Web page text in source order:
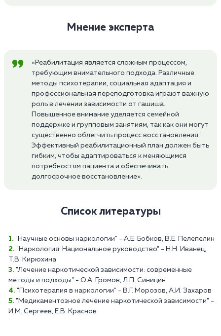
Мнение эксперта
«Реабилитация является сложным процессом,
требующим внимательного подхода. Различные
методы психотерапии, социальная адаптация и
профессиональная переподготовка играют важную
роль в лечении зависимости от гашиша.
Повышенное внимание уделяется семейной
поддержке и групповым занятиям, так как они могут
существенно облегчить процесс восстановления.
Эффективный реабилитационный план должен быть
гибким, чтобы адаптироваться к меняющимся
потребностям пациента и обеспечивать
долгосрочное восстановление».
Список литературы
"Научные основы наркологии" - А.Е. Бобков, В.Е. Пелепелин
"Наркология: Национальное руководство" - Н.Н. Иванец,
Т.В. Кирюхина
"Лечение наркотической зависимости: современные
методы и подходы" - О.А. Громов, Л.П. Синицин
"Психотерапия в наркологии" - В.Г. Морозов, А.И. Захаров
"Медикаментозное лечение наркотической зависимости" -
И.М. Сергеев, Е.В. Краснов